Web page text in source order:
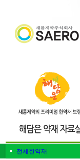
전체한약재